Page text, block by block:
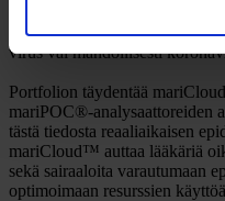
monianalyyttisyys on tärkeä,
selvittää, onko
virus vai mahdollisesti
Portfolion täydentää
mariPOC®-analysaattoreiden
tästä tiedosta reaaliaikaisen
mariCloud™ auttaa lääkäriä
sekä sairaaloita varautumaan
optimoimaan resurssien